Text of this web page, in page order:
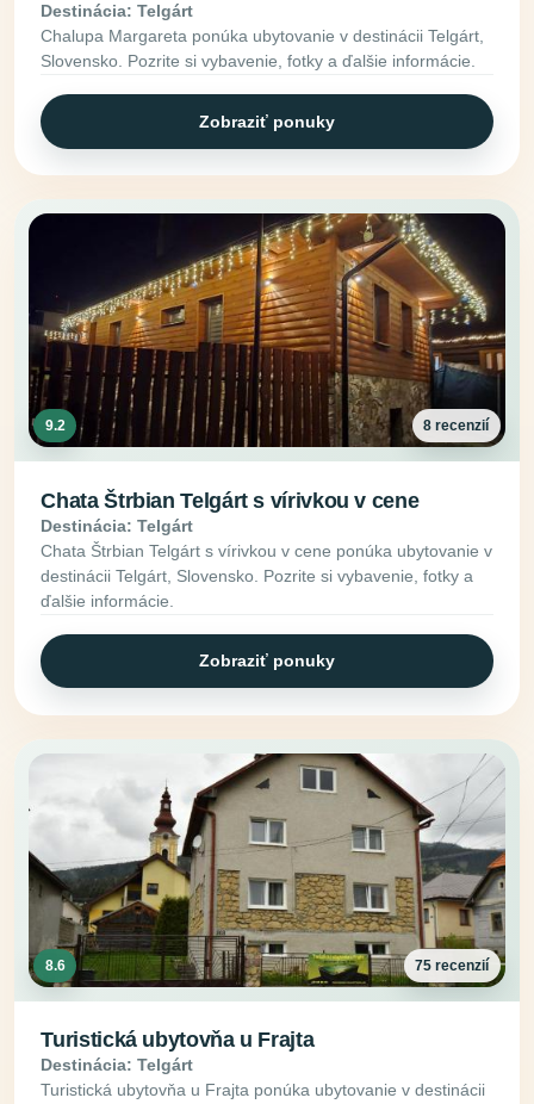
Destinácia: Telgárt
Chalupa Margareta ponúka ubytovanie v destinácii Telgárt,
Slovensko. Pozrite si vybavenie, fotky a ďalšie informácie.
Zobraziť ponuky
9.2 8 recenzií
Chata Štrbian Telgárt s vírivkou v cene
Destinácia: Telgárt
Chata Štrbian Telgárt s vírivkou v cene ponúka ubytovanie v
destinácii Telgárt, Slovensko. Pozrite si vybavenie, fotky a
ďalšie informácie.
Zobraziť ponuky
8.6 75 recenzií
Turistická ubytovňa u Frajta
Destinácia: Telgárt
Turistická ubytovňa u Frajta ponúka ubytovanie v destinácii